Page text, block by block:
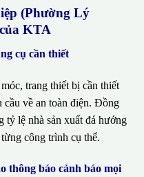
(Phường Lý
KTA
cụ cần thiết
trang thiết bị cần thiết
cầu về an toàn điện. Đồng
tỷ lệ nhà sản xuất đá hướng
công trình cụ thể.
thông báo cảnh báo mọi